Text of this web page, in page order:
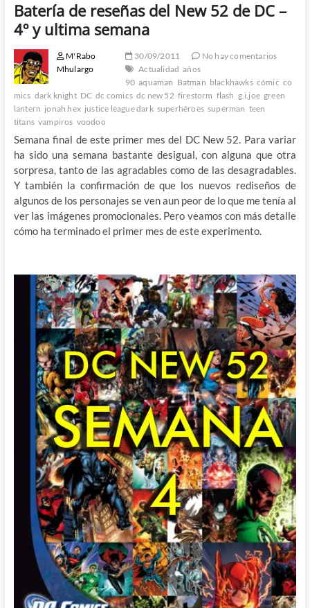
Batería de reseñas del New 52 de DC –
4º y ultima semana
M'Rabo
Mhulargo
30/09/2011
No hay comentarios
Actualidad años
90 aquaman Batman blackhawks cómic co
mics dark knight DC dc comics dc new 52 firestorm flash g.i.joe green
lantern jonah hex justice league dark superhéroes superman teen
titans vampiros voodoo
Semana final de este primer mes del DC New 52. Para variar
ha sido una semana bastante desigual, con alguna que otra
sorpresa, tanto de las agradables como de las desagradables.
Y también la confirmación de que los nuevos rediseños de
algunos de los personajes se ven aun peor de lo que me tenía al
ver las imágenes promocionales. Pero veamos con más detalle
cómo ha terminado el primer mes de este experimento.